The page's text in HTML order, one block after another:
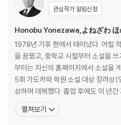
관심작가 알림신청
Honobu Yonezawa,よねざわ
1978년 기후 현에서 태어났다. 어릴
을 꿈꿨고, 중학교 시절부터 소설을
부터는 자신의 홈페이지에서 소설을
5회 가도카와 학원 소설 대상 장려상
상하며 데뷔했다. 졸업 후에도 이 년
을 쓰다가 도쿄로 나오면서 전업 작가가 된다. 클로즈드 서
신본격 미스터리 『인사이트 밀』로 제
펼쳐보기